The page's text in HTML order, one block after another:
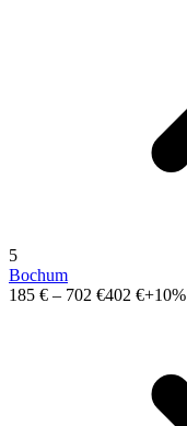
5
Bochum
185 € – 702 €402 €+10%